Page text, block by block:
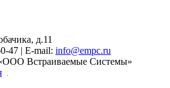
д.11
47 | E-mail: info@empc.ru
Встраиваемые Системы»